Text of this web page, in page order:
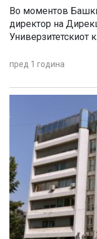
Во моментов
директор на
Универзитетскиот
пред 1 година